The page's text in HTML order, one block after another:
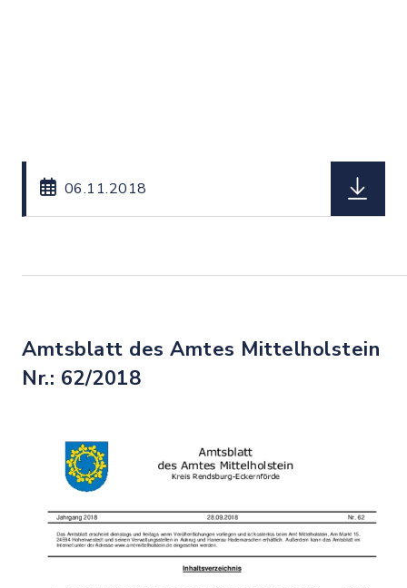
06.11.2018
Amtsblatt des Amtes Mittelholstein
Nr.: 62/2018